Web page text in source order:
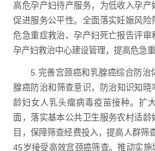
高危孕产妇待产服务，为低收入孕产
促进服务公平性。全面落实妊娠风险
危急重症救治、孕产妇死亡报告评
孕产妇救治中心建设管理，提高危急重
5.完善宫颈癌和乳腺癌综合防治
腺癌防治和筛查意识，防治知识知
龄妇女人乳头瘤病毒疫苗接种。扩
面，落实基本公共卫生服务农村适
目，保障筛查经费投入，提高人群筛
45岁接受高效宫颈癌筛查。推动实